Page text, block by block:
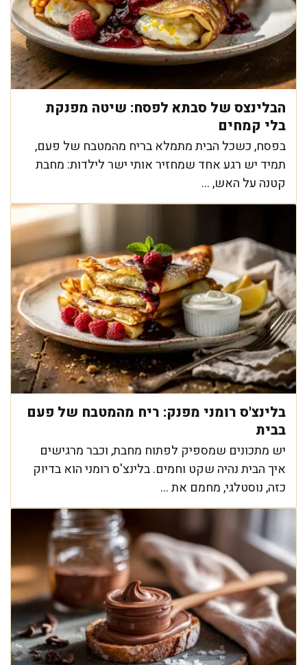
הבלינצס של סבתא לפסח: שיטה מפנקת
בלי קמחים
בפסח, כשכל הבית מתמלא בריח מהמטבח של פעם,
תמיד יש רגע אחד שמחזיר אותי ישר לילדות: מחבת
קטנה על האש, ...
בלינצ'ס רומני מפנק: ריח מהמטבח של פעם
בבית
יש מתכונים שמספיק לפתוח מחבת, וכבר מרגישים
איך הבית נהיה שקט וחמים. בלינצ'ס רומני הוא בדיוק
כזה, נוסטלגי, מחמם את ...